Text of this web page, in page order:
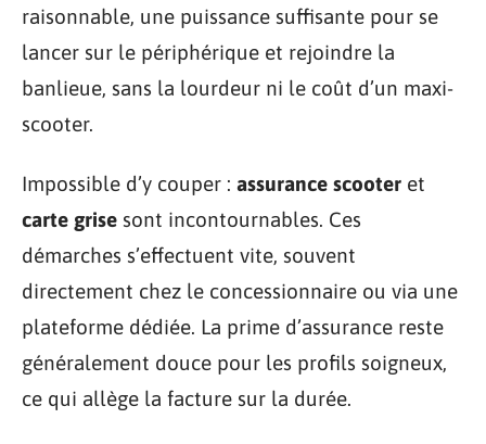
raisonnable, une puissance suffisante pour se
lancer sur le périphérique et rejoindre la
banlieue, sans la lourdeur ni le coût d’un maxi-
scooter.
Impossible d’y couper : assurance scooter et
carte grise sont incontournables. Ces
démarches s’effectuent vite, souvent
directement chez le concessionnaire ou via une
plateforme dédiée. La prime d’assurance reste
généralement douce pour les profils soigneux,
ce qui allège la facture sur la durée.